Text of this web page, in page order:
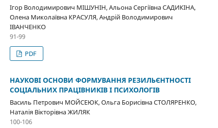
Ігор Володимирович МІШУНІН, Альона Сергіївна САДИКІНА,
Олена Миколаївна КРАСУЛЯ, Андрій Володимирович
ІВАНЧЕНКО
91-99
PDF
НАУКОВІ ОСНОВИ ФОРМУВАННЯ РЕЗИЛЬЄНТНОСТІ
СОЦІАЛЬНИХ ПРАЦІВНИКІВ І ПСИХОЛОГІВ
Василь Петрович МОЙСЕЮК, Ольга Борисівна СТОЛЯРЕНКО,
Наталія Вікторівна ЖИЛЯК
100-106